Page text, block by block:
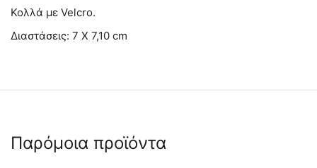
Κολλά με Velcro.
Διαστάσεις: 7 Χ 7,10 cm
Παρόμοια προϊόντα